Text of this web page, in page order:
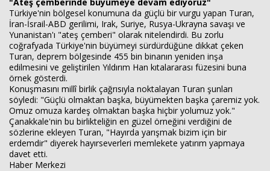
Türkiye'nin bölgesel konumuna da güçlü bir vurgu yapan Turan,
İran-İsrail-ABD gerilimi, Irak, Suriye, Rusya-Ukrayna savaşı ve
Yunanistan'ı "ateş çemberi" olarak nitelendirdi. Bu zorlu
coğrafyada Türkiye'nin büyümeyi sürdürdüğüne dikkat çeken
Turan, deprem bölgesinde 455 bin binanın yeniden inşa
edilmesini ve geliştirilen Yıldırım Han kıtalararası füzesini buna
örnek gösterdi.
Konuşmasını millî birlik çağrısıyla noktalayan Turan şunları
söyledi: "Güçlü olmaktan başka, büyümekten başka çaremiz yok.
Omuz omuza kardeş olmaktan başka hiçbir yolumuz yok."
Çanakkale'nin bu birlikteliğin en güzel örneğini verdiğini de
sözlerine ekleyen Turan, "Hayırda yarışmak bizim için bir
erdemdir" diyerek hayırseverleri memlekete yatırım yapmaya
davet etti.
Haber Merkezi